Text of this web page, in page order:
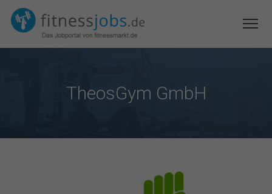
TheosGym GmbH